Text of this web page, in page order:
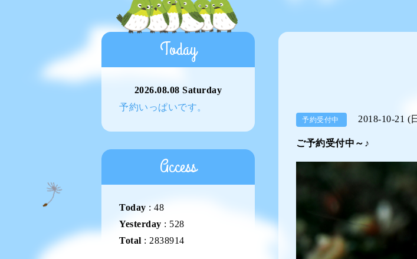
予約受付中 2018-10-21 (
ご予約受付中～♪
Today
2026.08.08 Saturday
予約いっぱいです。
Access
Today : 48
Yesterday : 528
Total : 2838914